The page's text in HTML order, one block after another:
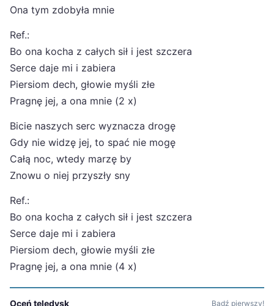
Ona tym zdobyła mnie
Ref.:
Bo ona kocha z całych sił i jest szczera
Serce daje mi i zabiera
Piersiom dech, głowie myśli złe
Pragnę jej, a ona mnie (2 x)
Bicie naszych serc wyznacza drogę
Gdy nie widzę jej, to spać nie mogę
Całą noc, wtedy marzę by
Znowu o niej przyszły sny
Ref.:
Bo ona kocha z całych sił i jest szczera
Serce daje mi i zabiera
Piersiom dech, głowie myśli złe
Pragnę jej, a ona mnie (4 x)
Oceń teledysk Bądź pierwszy!